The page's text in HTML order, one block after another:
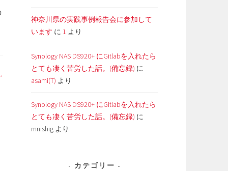
神奈川県の実践事例報告会に参加して
います に 1 より
Synology NAS DS920+ にGitlabを入れたら
とても凄く苦労した話。(備忘録) に
asami(T) より
Synology NAS DS920+ にGitlabを入れたら
とても凄く苦労した話。(備忘録) に
mnishig より
カテゴリー